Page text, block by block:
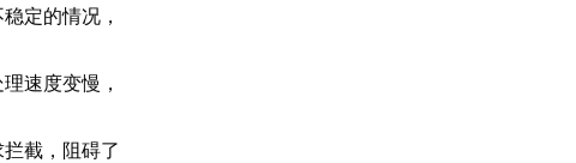
定的情况，
速度变慢，
截，阻碍了